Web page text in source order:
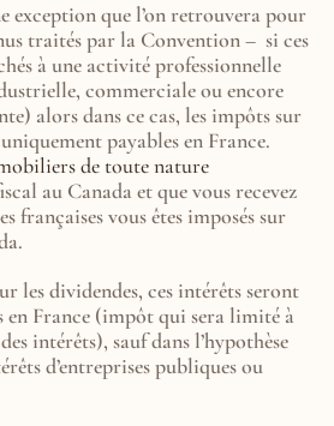
exception que l’on retrouvera pour
traités par la Convention –  si ces
à une activité professionnelle
commerciale ou encore
alors dans ce cas, les impôts sur
payables en France.
de toute nature
au Canada et que vous recevez
françaises vous êtes imposés sur
les dividendes, ces intérêts seront
en France (impôt qui sera limité à
intérêts), sauf dans l’hypothèse
d’entreprises publiques ou